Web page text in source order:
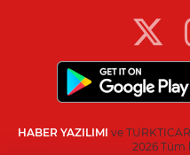
HABER YAZILIMI ve
2026 Tüm